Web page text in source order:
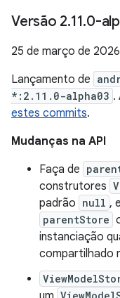
Versão 2.11.0-
25 de março de 2026
Lançamento de
*:2.11.0-alpha03 .
estes commits.
Mudanças na API
Faça de
construtores
padrão null ,
parentStore
instanciação
compartilhado